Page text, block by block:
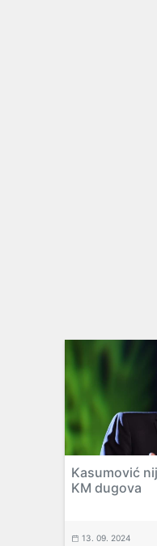
Kasumović
KM dugova
13. 09. 2024